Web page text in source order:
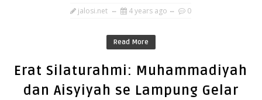
jalosi.net 4 years ago 0
Read More
Erat Silaturahmi: Muhammadiyah
dan Aisyiyah se Lampung Gelar